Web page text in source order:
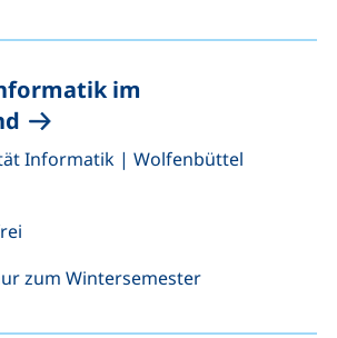
im
Informatik | Wolfenbüttel
zum Wintersemester